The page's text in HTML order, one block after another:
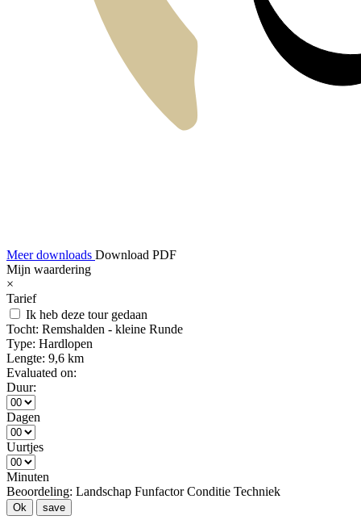
Meer downloads Download PDF
Mijn waardering
×
Tarief
Ik heb deze tour gedaan
Tocht: Remshalden - kleine Runde
Type: Hardlopen
Lengte: 9,6 km
Evaluated on:
Duur:
Dagen
Uurtjes
Minuten
Beoordeling: Landschap Funfactor Conditie Techniek
Ok save